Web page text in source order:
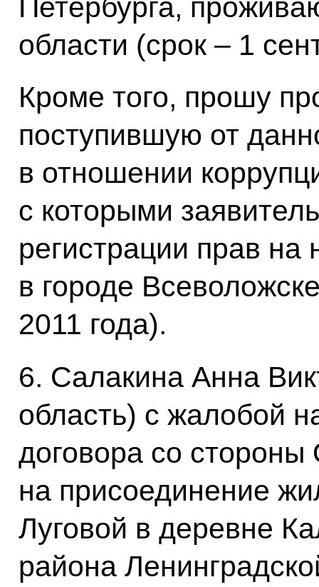
Петербурга,
области (срок – 1
Кроме того, прошу
поступившую от
в отношении
с которыми
регистрации прав
в городе
2011 года).
6. Салакина Анна
область) с жалобой
договора со
на присоединение
Луговой в деревне
района